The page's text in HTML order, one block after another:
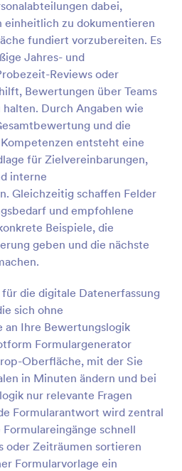
dabei,
einheitlich zu dokumentieren
fundiert vorzubereiten. Es
Jahres- und
Reviews oder
Bewertungen über Teams
Durch Angaben wie
und die
entsteht eine
für Zielvereinbarungen,
interne
Gleichzeitig schaffen Felder
und empfohlene
Beispiele, die
geben und die nächste
die digitale Datenerfassung
sich ohne
an Ihre Bewertungslogik
Formulargenerator
Oberfläche, mit der Sie
in Minuten ändern und bei
nur relevante Fragen
Formularantwort wird zentral
schnell
oder Zeiträumen sortieren
Formularvorlage ein
ist ein
verwendet wird,
sich neue Mitarbeiter an
und eine neue
Formulare